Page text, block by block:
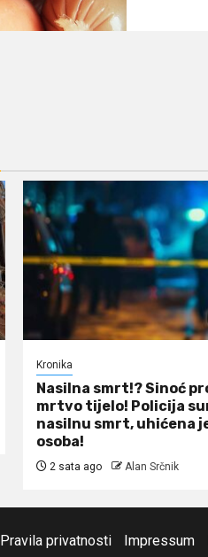
Kronika
Nasilna smrt!? Sinoć
mrtvo tijelo! Policija
nasilnu smrt, uhićena
osoba!
2 sata ago Alan Srčnik
Pravila privatnosti Impressum